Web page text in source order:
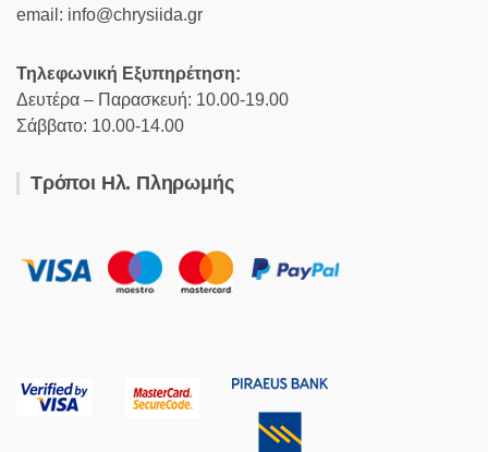
email: info@chrysiida.gr
Τηλεφωνική Εξυπηρέτηση:
Δευτέρα – Παρασκευή: 10.00-19.00
Σάββατο: 10.00-14.00
Τρόποι Ηλ. Πληρωμής